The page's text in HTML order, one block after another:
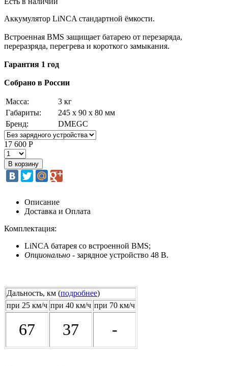
Аккумулятор LiNCA стандартной ёмкости.
Встроенная BMS защищает батарею от перезаряда,
переразряда, перегрева и короткого замыкания.
Гарантия 1 год
Собрано в России
Масса:
3 кг
Габариты:
245 х 90 х 80 мм
Бренд:
DMEGC
17 600 Р
Описание
Доставка и Оплата
Комплектация:
LiNCA батарея со встроенной BMS;
Опционально - зарядное устройство 48 В.
Дальность, км (подробнее)
при 25 км/ч при 40 км/ч при 70 км/ч
67 37 -